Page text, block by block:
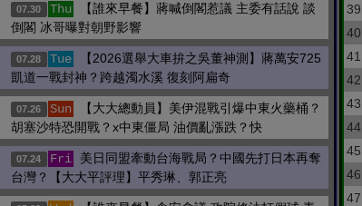
07.30 Thu
【誰來早餐】蔣喊倒閣惹議 主委有話說 談
倒閣 冰哥曝對朝野影響
07.28 Tue
【2026選舉大車拚之吳董神測】蔣萬安725
凱道一戰封神？跨越濁水溪 復刻阿扁奇
07.26 Sun
【大大總動員】美伊混戰引爆中東火藥桶？
胡塞沙特恐開戰？x中東僵局 油價亂漲跌？快
07.24 Fri
美日同盟牽動台海戰局？中國先打日本再奪
台灣？【大大平評理】平秀琳、郭正亮
39
40
41
42
43
44
45
46
47